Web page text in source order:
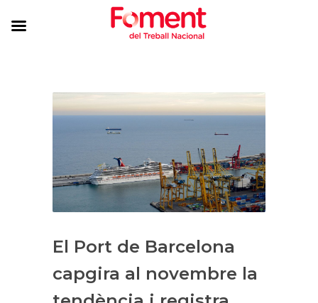
El Port de Barcelona
capgira al novembre la